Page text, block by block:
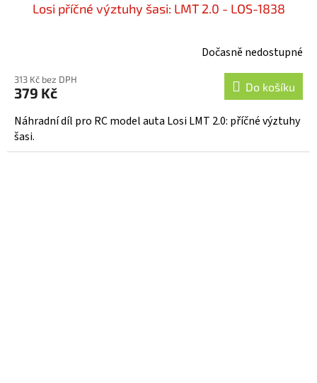
Losi příčné výztuhy šasi: LMT 2.0 - LOS-1838
Dočasně nedostupné
313 Kč bez DPH
379 Kč Do košíku
Náhradní díl pro RC model auta Losi LMT 2.0: příčné výztuhy
šasi.